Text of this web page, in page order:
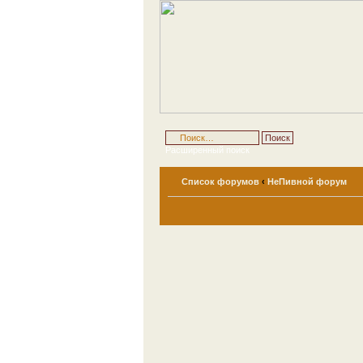
Расширенный поиск
Список форумов ‹ НеПивной форум